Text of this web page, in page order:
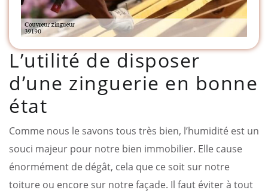
L’utilité de disposer
d’une zinguerie en bonne
état
Comme nous le savons tous très bien, l’humidité est un
souci majeur pour notre bien immobilier. Elle cause
énormément de dégât, cela que ce soit sur notre
toiture ou encore sur notre façade. Il faut éviter à tout